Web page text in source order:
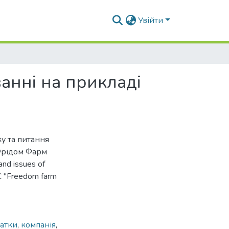
Увійти
на прикладі
та питання
Фарм
issues of
"Freedom farm
, компанія,